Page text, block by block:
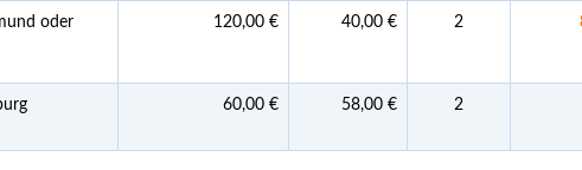
oder
120,00 € 40,00 € 2
60,00 € 58,00 € 2